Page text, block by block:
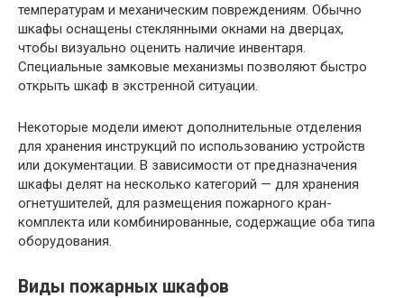
температурам и механическим повреждениям. Обычно
шкафы оснащены стеклянными окнами на дверцах,
чтобы визуально оценить наличие инвентаря.
Специальные замковые механизмы позволяют быстро
открыть шкаф в экстренной ситуации.
Некоторые модели имеют дополнительные отделения
для хранения инструкций по использованию устройств
или документации. В зависимости от предназначения
шкафы делят на несколько категорий — для хранения
огнетушителей, для размещения пожарного кран-
комплекта или комбинированные, содержащие оба типа
оборудования.
Виды пожарных шкафов